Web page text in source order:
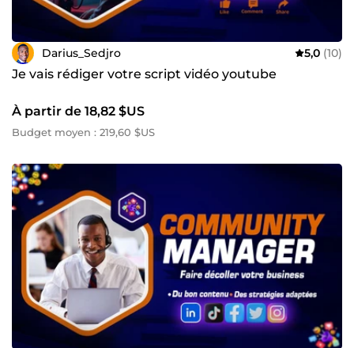
Darius_Sedjro 5,0 (10)
Je vais rédiger votre script vidéo youtube
À partir de 18,82 $US
Budget moyen : 219,60 $US